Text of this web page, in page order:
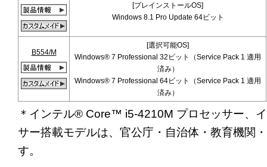
[プレインストールOS]
Windows 8.1 Pro Update 64ビット
B554/M
[選択可能OS]
Windows® 7 Professional 32ビット（Service Pack 1 適用
済み）
Windows® 7 Professional 64ビット（Service Pack 1 適用
済み）
＊インテル® Core™ i5-4210M プロセッサー、
サー搭載モデルは、官公庁・自治体・教育機関
す。